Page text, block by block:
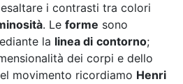
i contrasti tra colori
. Le forme sono
la linea di contorno;
dei corpi e dello
movimento ricordiamo Henri